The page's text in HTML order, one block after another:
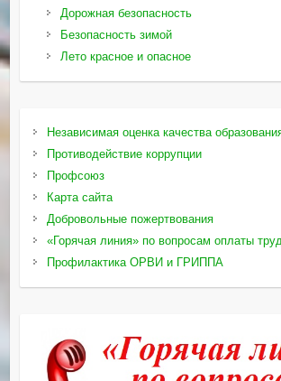
Дорожная безопасность
Безопасность зимой
Лето красное и опасное
Независимая оценка качества
Противодействие коррупции
Профсоюз
Карта сайта
Добровольные пожертвования
«Горячая линия» по вопросам оплаты
Профилактика ОРВИ и ГРИППА